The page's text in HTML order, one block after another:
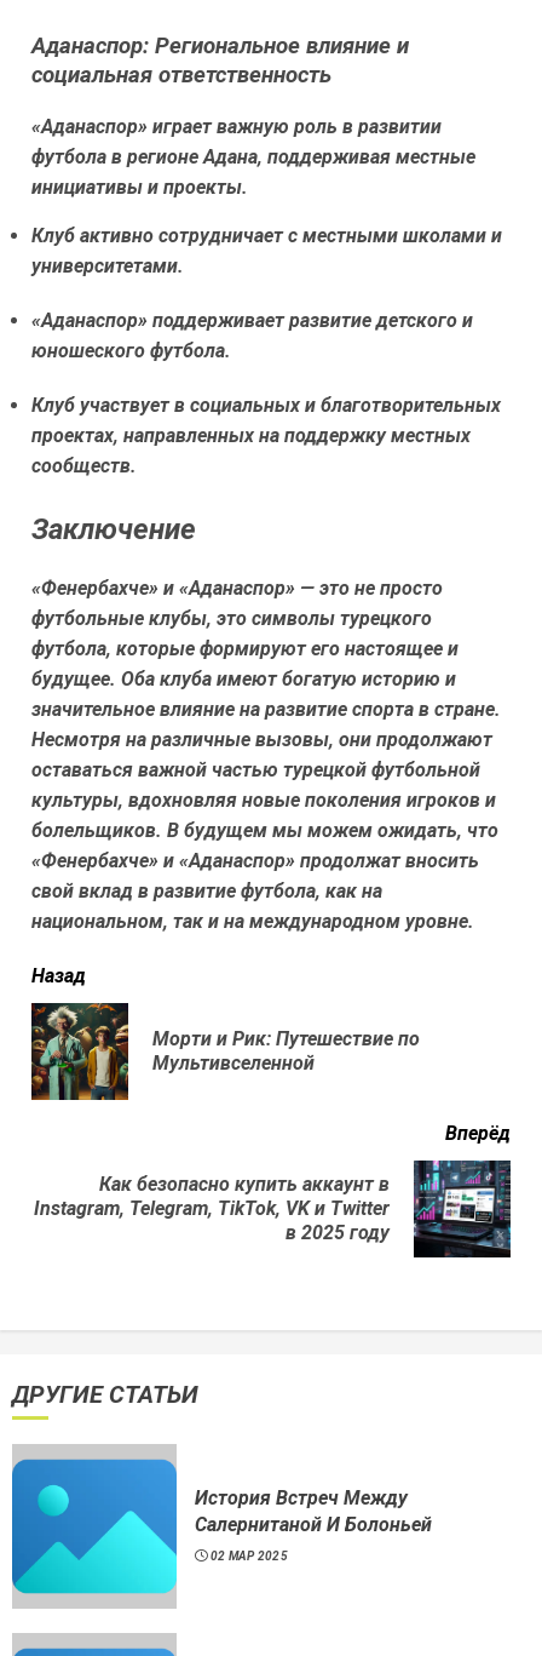
Аданаспор: Региональное влияние и
социальная ответственность
«Аданаспор» играет важную роль в развитии
футбола в регионе Адана, поддерживая местные
инициативы и проекты.
Клуб активно сотрудничает с местными школами и
университетами.
«Аданаспор» поддерживает развитие детского и
юношеского футбола.
Клуб участвует в социальных и благотворительных
проектах, направленных на поддержку местных
сообществ.
Заключение
«Фенербахче» и «Аданаспор» — это не просто
футбольные клубы, это символы турецкого
футбола, которые формируют его настоящее и
будущее. Оба клуба имеют богатую историю и
значительное влияние на развитие спорта в стране.
Несмотря на различные вызовы, они продолжают
оставаться важной частью турецкой футбольной
культуры, вдохновляя новые поколения игроков и
болельщиков. В будущем мы можем ожидать, что
«Фенербахче» и «Аданаспор» продолжат вносить
свой вклад в развитие футбола, как на
национальном, так и на международном уровне.
читать
еще
Назад
Морти и Рик: Путешествие по
Мультивселенной
Вперёд
Next
Как безопасно купить аккаунт в
Instagram, Telegram, TikTok, VK и Twitter
в 2025 году
ДРУГИЕ СТАТЬИ
История Встреч Между
Салернитаной И Болоньей
02 МАР 2025